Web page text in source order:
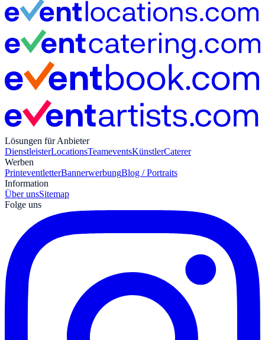
Lösungen für Anbieter
DienstleisterLocationsTeameventsKünstlerCaterer
Werben
PrinteventletterBannerwerbungBlog / Portraits
Information
Über unsSitemap
Folge uns